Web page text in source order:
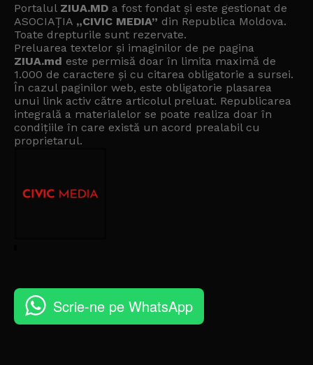
Portalul ZIUA.MD a fost fondat și este gestionat de
ASOCIAȚIA „CIVIC MEDIA” din Republica Moldova.
Toate drepturile sunt rezervate.
Preluarea textelor și imaginilor de pe pagina
ZIUA.md este permisă doar în limita maximă de
1.000 de caractere și cu citarea obligatorie a sursei.
În cazul paginilor web, este obligatorie plasarea
unui link activ către articolul preluat. Republicarea
integrală a materialelor se poate realiza doar în
condițiile în care există un acord prealabil cu
proprietarul.
Scrie-ne pe WhatsApp